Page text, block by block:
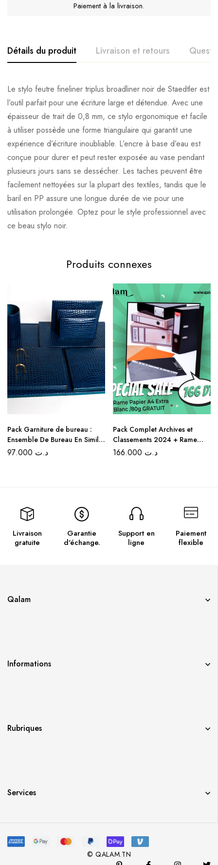
Paiement à la livraison.
Détails du produit Livraison et retours
Le stylo feutre fineliner triplus broadliner noir de Staedtler est
l’outil parfait pour une écriture large et détendue. Avec une
épaisseur de trait de 0,8 mm, ce stylo ergonomique et facile
à utiliser possède une forme triangulaire qui garantit une
expérience d’écriture inoubliable. L’encre à base d’eau est
conçue pour durer et peut rester exposée au vase pendant
plusieurs jours sans se dessécher. Les taches peuvent être
facilement nettoyées sur la plupart des textiles, tandis que le
baril en PP assure une longue durée de vie pour une
utilisation prolongée. Optez pour le style professionnel avec
ce beau stylo noir.
Produits connexes
Pack Garniture de bureau :
Ensemble De Bureau En Simili
cuir Croco 5 Pièces – Couleur
د.ت
Pack Complet Archives et
Classements 2024 + Rame
Papier A4 Extra Blanc /80g
د.ت
Livraison
gratuite
Garantie
d'échange.
Support en
ligne
Paiement
flexible
Qalam
Informations
Rubriques
Services
© QALAM.TN